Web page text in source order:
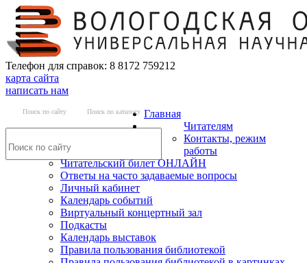
Телефон для справок: 8 8172 759212
карта сайта
написать нам
Поиск по сайту Поиск по каталогу Главная
Читателям
Контакты, режим
работы
Читательский билет ОНЛАЙН
Ответы на часто задаваемые вопросы
Личный кабинет
Календарь событий
Виртуальный концертный зал
Подкасты
Календарь выставок
Правила пользования библиотекой